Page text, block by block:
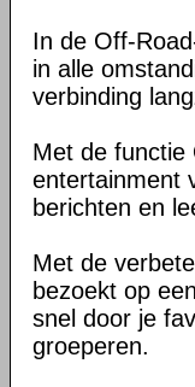
In de Off-
in alle
verbinding
Met de functie
entertainment
berichten en
Met de
bezoekt op
snel door je
groeperen.